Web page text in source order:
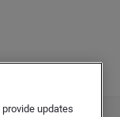
updates